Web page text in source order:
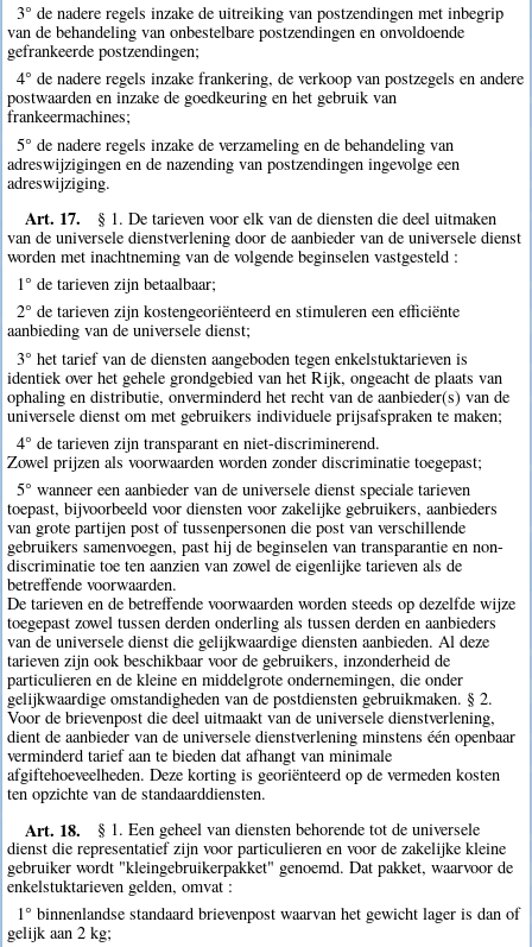
3° de nadere regels inzake de uitreiking van postzendingen met inbegrip
van de behandeling van onbestelbare postzendingen en onvoldoende
gefrankeerde postzendingen;
4° de nadere regels inzake frankering, de verkoop van postzegels en andere
postwaarden en inzake de goedkeuring en het gebruik van
frankeermachines;
5° de nadere regels inzake de verzameling en de behandeling van
adreswijzigingen en de nazending van postzendingen ingevolge een
adreswijziging.
Art. 17.
§ 1. De tarieven voor elk van de diensten die deel uitmaken
van de universele dienstverlening door de aanbieder van de universele dienst
worden met inachtneming van de volgende beginselen vastgesteld :
1° de tarieven zijn betaalbaar;
2° de tarieven zijn kostengeoriënteerd en stimuleren een efficiënte
aanbieding van de universele dienst;
3° het tarief van de diensten aangeboden tegen enkelstuktarieven is
identiek over het gehele grondgebied van het Rijk, ongeacht de plaats van
ophaling en distributie, onverminderd het recht van de aanbieder(s) van de
universele dienst om met gebruikers individuele prijsafspraken te maken;
4° de tarieven zijn transparant en niet-discriminerend.
Zowel prijzen als voorwaarden worden zonder discriminatie toegepast;
5° wanneer een aanbieder van de universele dienst speciale tarieven
toepast, bijvoorbeeld voor diensten voor zakelijke gebruikers, aanbieders
van grote partijen post of tussenpersonen die post van verschillende
gebruikers samenvoegen, past hij de beginselen van transparantie en non-
discriminatie toe ten aanzien van zowel de eigenlijke tarieven als de
betreffende voorwaarden.
De tarieven en de betreffende voorwaarden worden steeds op dezelfde wijze
toegepast zowel tussen derden onderling als tussen derden en aanbieders
van de universele dienst die gelijkwaardige diensten aanbieden. Al deze
tarieven zijn ook beschikbaar voor de gebruikers, inzonderheid de
particulieren en de kleine en middelgrote ondernemingen, die onder
gelijkwaardige omstandigheden van de postdiensten gebruikmaken. § 2.
Voor de brievenpost die deel uitmaakt van de universele dienstverlening,
dient de aanbieder van de universele dienstverlening minstens één openbaar
verminderd tarief aan te bieden dat afhangt van minimale
afgiftehoeveelheden. Deze korting is georiënteerd op de vermeden kosten
ten opzichte van de standaarddiensten.
Art. 18.
§ 1. Een geheel van diensten behorende tot de universele
dienst die representatief zijn voor particulieren en voor de zakelijke kleine
gebruiker wordt "kleingebruikerpakket" genoemd. Dat pakket, waarvoor de
enkelstuktarieven gelden, omvat :
1° binnenlandse standaard brievenpost waarvan het gewicht lager is dan of
gelijk aan 2 kg;